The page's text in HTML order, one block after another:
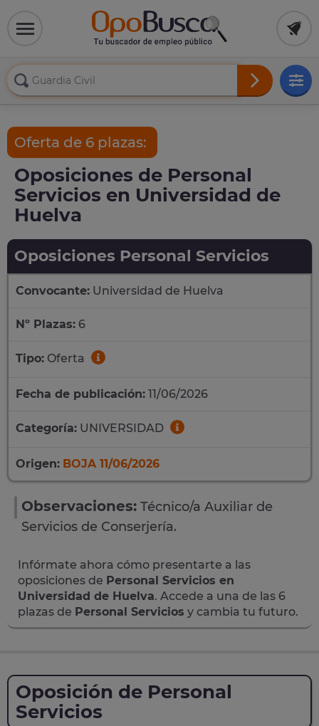
Oferta de 6 plazas:
Oposiciones de Personal
Servicios en Universidad de
Huelva
Oposiciones Personal Servicios
Convocante: Universidad de Huelva
Nº Plazas: 6
Tipo: Oferta
Fecha de publicación: 11/06/2026
Categoría: UNIVERSIDAD
Origen: BOJA 11/06/2026
Observaciones: Técnico/a Auxiliar de
Servicios de Conserjería.
Infórmate ahora cómo presentarte a las
oposiciones de Personal Servicios en
Universidad de Huelva. Accede a una de las 6
plazas de Personal Servicios y cambia tu futuro.
Oposición de Personal
Servicios